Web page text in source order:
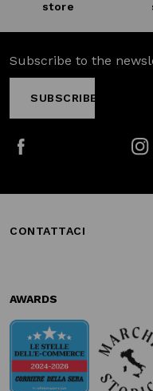
store
Subscribe to the
SUBSCRIBE
CONTATTACI
AWARDS